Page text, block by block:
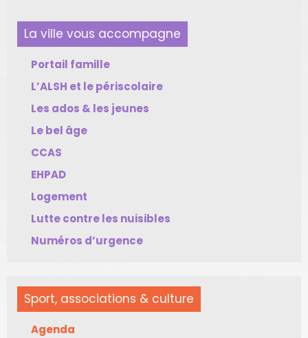
La ville vous accompagne
Portail famille
L’ALSH et le périscolaire
Les ados & les jeunes
Le bel âge
CCAS
EHPAD
Logement
Lutte contre les nuisibles
Numéros d’urgence
Sport, associations & culture
Agenda